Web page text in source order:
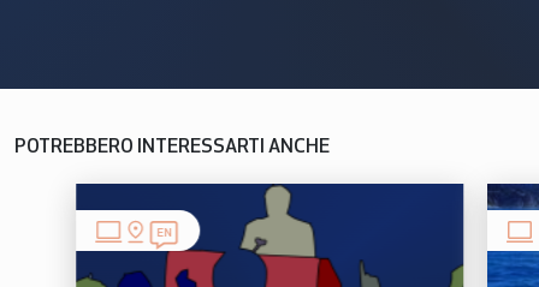
POTREBBERO INTERESSARTI ANCHE
EN